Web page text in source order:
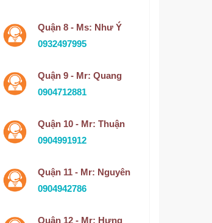
Quận 8 - Ms: Như Ý
0932497995
Quận 9 - Mr: Quang
0904712881
Quận 10 - Mr: Thuận
0904991912
Quận 11 - Mr: Nguyên
0904942786
Quận 12 - Mr: Hưng